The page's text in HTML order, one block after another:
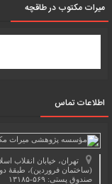
میرات مکتوب در طاقچه
اطلاعات تماس
صندوق پستی: ۵۶۹-۱۳۱۸۵